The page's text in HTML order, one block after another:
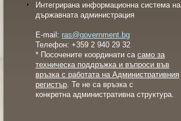
Интегрирана информационна система на
държавната администрация
E-mail: ras@government.bg
Телефон: +359 2 940 29 32
* Посочените координати са само за
техническа поддръжка и въпроси във
връзка с работата на Административния
регистър. Те не са връзка с
конкретна административна структура.